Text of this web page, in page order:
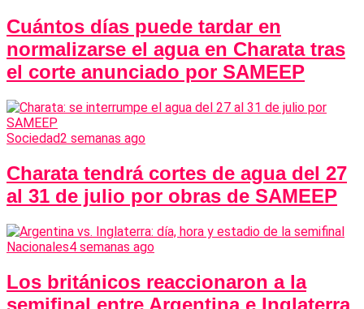
Cuántos días puede tardar en
normalizarse el agua en Charata tras
el corte anunciado por SAMEEP
Sociedad2 semanas ago
Charata tendrá cortes de agua del 27
al 31 de julio por obras de SAMEEP
Nacionales4 semanas ago
Los británicos reaccionaron a la
semifinal entre Argentina e Inglaterra